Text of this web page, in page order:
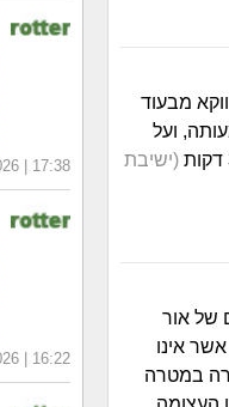
17:38 | 06/08/2026 | כ"ג אב התשפ"ו
16:22 | 06/08/2026 | כ"ג אב התשפ"ו
מבעוד
ועל
(ישיבת
של אור
אינו
במטרה